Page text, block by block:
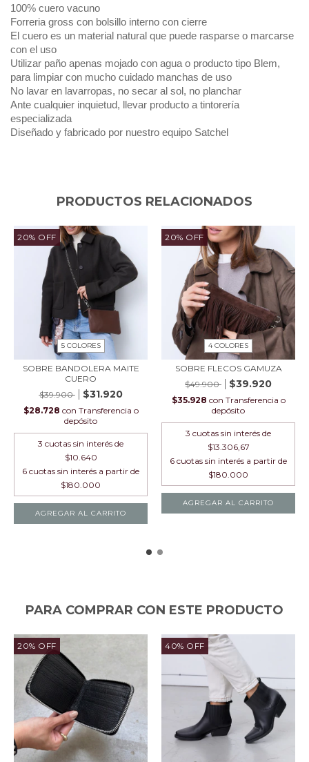
100% cuero vacuno
Forreria gross con bolsillo interno con cierre
El cuero es un material natural que puede rasparse o marcarse
con el uso
Utilizar paño apenas mojado con agua o producto tipo Blem,
para limpiar con mucho cuidado manchas de uso
No lavar en lavarropas, no secar al sol, no planchar
Ante cualquier inquietud, llevar producto a tintorería
especializada
Diseñado y fabricado por nuestro equipo Satchel
PRODUCTOS RELACIONADOS
20% OFF
5 COLORES
SOBRE BANDOLERA MAITE
CUERO
$39.900
$31.920
$28.728 con Transferencia o
depósito
3 cuotas sin interés de
$10.640
AGREGAR AL CARRITO
20% OFF
4 COLORES
SOBRE FLECOS GAMUZA
$49.900
$39.920
$35.928 con Transferencia o
depósito
3 cuotas sin interés de
$13.306,67
AGREGAR AL CARRITO
PARA COMPRAR CON ESTE PRODUCTO
20% OFF 40% OFF